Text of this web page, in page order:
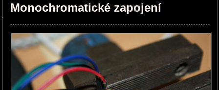
Monochromatické zapojení